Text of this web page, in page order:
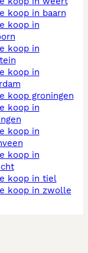
koop in baarn
koop groningen
koop in tiel
koop in zwolle